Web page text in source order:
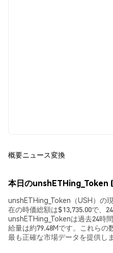
概要ニュース変換
本日のunshETHing_Token
unshETHing_Token（USH）の
在の時価総額は$13,735.00で、
unshETHing_Tokenは過去24時
給量は約79.48Mです。これらの
最も正確な市場データを提供しま